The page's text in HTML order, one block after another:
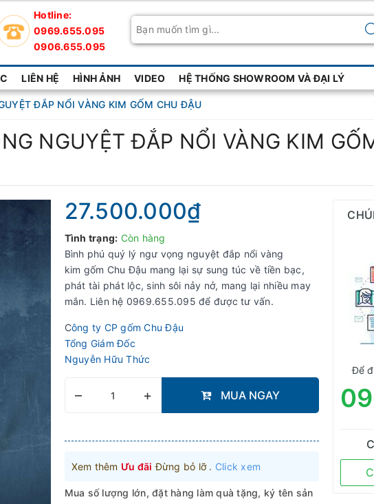
Hotline:
0969.655.095
0906.655.095
LIÊN HỆ HÌNH ẢNH VIDEO HỆ THỐNG SHOWROOM VÀ ĐẠI LÝ
ĐẮP NỔI VÀNG KIM GỐM CHU ĐẬU
NGUYỆT ĐẮP NỔI VÀNG KIM
27.500.000₫
Tình trạng: Còn hàng
Bình phú quý lý ngư vọng nguyệt đắp nổi vàng
kim gốm Chu Đậu mang lại sự sung túc về tiền bạc,
phát tài phát lộc, sinh sôi nảy nở, mang lại nhiều may
mắn. Liên hệ 0969.655.095 để được tư vấn.
Công ty CP gốm Chu Đậu
Tổng Giám Đốc
Nguyễn Hữu Thức
– + MUA NGAY
Xem thêm Ưu đãi Đừng bỏ lỡ . Click xem
Mua số lượng lớn, đặt hàng làm quà tặng, ký tên sản
Để